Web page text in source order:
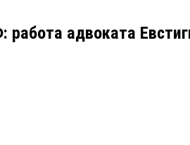
адвоката